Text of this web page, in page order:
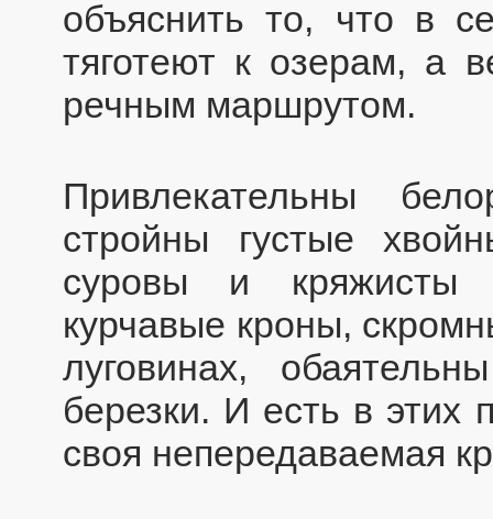
объяснить то, что в
тяготеют к озерам, а
речным маршрутом.
Привлекательны
стройны густые
суровы и кряжисты
курчавые кроны,
луговинах,
березки. И есть в этих
своя непередаваемая